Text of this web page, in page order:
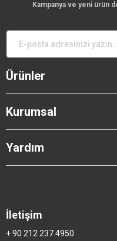
Kampanya ve yeni ürün
Ürünler
Kurumsal
Yardım
İletişim
+ 90 212 237 4950